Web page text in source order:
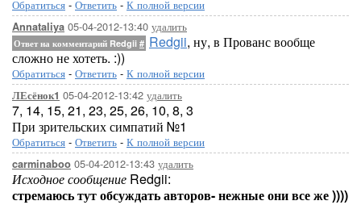
Обратиться - Ответить - К полной версии
Annataliya 05-04-2012-13:40 удалить
Ответ на комментарий Redgii # Redgii, ну, в Прованс вообще
сложно не хотеть. :))
Обратиться - Ответить - К полной версии
ЛЕсёнок1 05-04-2012-13:42 удалить
7, 14, 15, 21, 23, 25, 26, 10, 8, 3
При зрительских симпатий №1
Обратиться - Ответить - К полной версии
carminaboo 05-04-2012-13:43 удалить
Исходное сообщение Redgii:
стремаюсь тут обсуждать авторов- нежные они все же ))))